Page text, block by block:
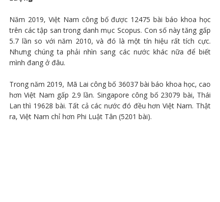
Năm 2019, Việt Nam công bố được 12475 bài báo khoa học
trên các tập san trong danh mục Scopus. Con số này tăng gấp
5.7 lần so với năm 2010, và đó là một tín hiệu rất tích cực.
Nhưng chúng ta phải nhìn sang các nước khác nữa để biết
mình đang ở đâu.
Trong năm 2019, Mã Lai công bố 36037 bài báo khoa học, cao
hơn Việt Nam gấp 2.9 lần. Singapore công bố 23079 bài, Thái
Lan thì 19628 bài. Tất cả các nước đó đều hơn Việt Nam. Thật
ra, Việt Nam chỉ hơn Phi Luật Tân (5201 bài).